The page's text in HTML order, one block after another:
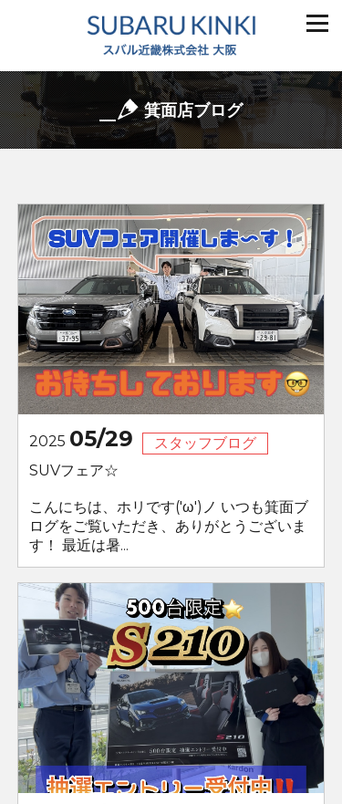
箕面店ブログ
2025 05/29
スタッフブログ
SUVフェア☆
こんにちは、ホリです('ω')ノ いつも箕面ブ
ログをご覧いただき、ありがとうございま
す！ 最近は暑...